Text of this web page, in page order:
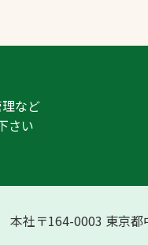
など
さい
本社〒164-0003 東京